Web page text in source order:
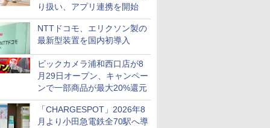
り扱い、アプリ連携を開始
NTTドコモ、エリクソン製の
最新型装置を国内初導入
ビックカメラ浦和西口店が8
月29日オープン、キャンペー
ンで一部商品が最大20%還元
「CHARGESPOT」2026年8
月より小田急電鉄全70駅へ導